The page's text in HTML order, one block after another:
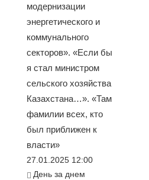
модернизации
энергетического и
коммунального
секторов». «Если бы
я стал министром
сельского хозяйства
Казахстана…». «Там
фамилии всех, кто
был приближен к
власти»
27.01.2025 12:00
День за днем